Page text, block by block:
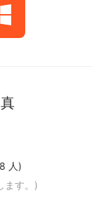
人)
ます。)